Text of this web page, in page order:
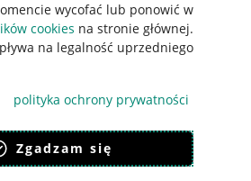
wycofać lub ponowić w
cookies na stronie głównej.
na legalność uprzedniego
polityka ochrony prywatności
Zgadzam się
akceptacjęregulaminu.